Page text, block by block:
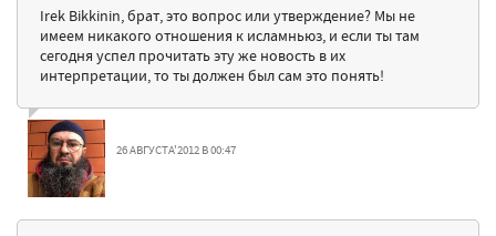
Irek Bikkinin, брат, это вопрос или утверждение? Мы не
имеем никакого отношения к исламньюз, и если ты там
сегодня успел прочитать эту же новость в их
интерпретации, то ты должен был сам это понять!
26 АВГУСТА'2012 В 00:47